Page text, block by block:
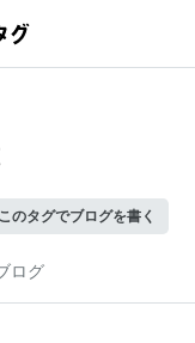
このタグでブログを書く
ログ